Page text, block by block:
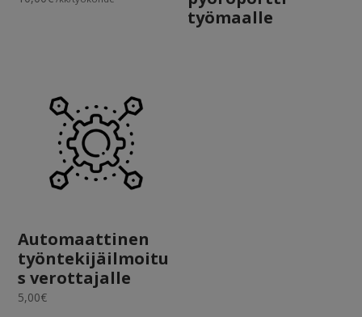
työmaalle
Automaattinen
työntekijäilmoitu
s verottajalle
5,00€